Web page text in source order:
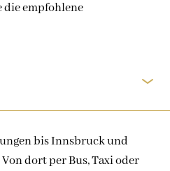
die empfohlene
bis Innsbruck und
dort per Bus, Taxi oder